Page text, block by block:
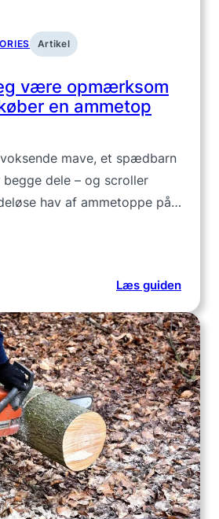
Artikel
være opmærksom
en ammetop
mave, et spædbarn
begge dele – og scroller
hav af ammetoppe på…
Læs guiden:
Hvad
skal
jeg
være
på,
når
jeg
køber
en